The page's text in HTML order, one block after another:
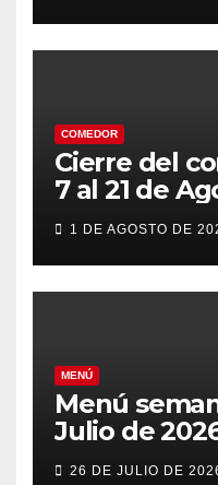
COMEDOR
Cierre del
7 al 21 de
vacaciones
1 DE AGOSTO DE
MENÚ
Menú
Julio de
26 DE JULIO DE